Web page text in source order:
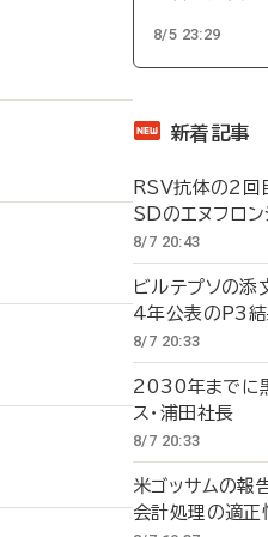
8/5 23:29
新着記事
RSV抗体の2
SDのエヌフロン
8/7 20:43
ビルテプソの
4年公表のP3結
8/7 20:33
2030年までに
ス・浦田社長
8/7 20:33
米ゴッサムの報
会計処理の適正